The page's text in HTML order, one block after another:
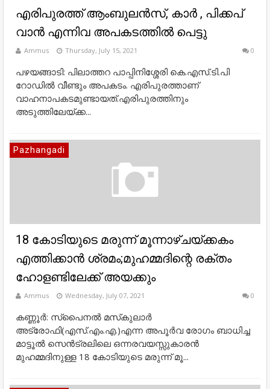
എരിപുരത്ത് ആംബുലൻസ്, കാർ , പിക്കപ്
വാൻ എന്നിവ അപകടത്തിൽ പെട്ടു
Ammus Thursday, July 15, 2021 0
പഴയങ്ങാടി: പിലാത്തറ പാപ്പിനിശ്ശേരി കെ.എസ്.ടി.പി
റോഡിൽ വീണ്ടും അപകടം. എരിപുരത്താണ്
വാഹനാപകടമുണ്ടായത്.എരിപുരത്തിനും
അടുത്തിലേയ്ക്ക...
Pazhangadi
18 കോടിയുടെ മരുന്ന് മൂന്നാഴ്ചയ്ക്കകം
എത്തിക്കാൻ ശ്രമം;മുഹമ്മദിന്റെ രക്തം
ഹോളണ്ടിലേക്ക് അയക്കും
Ammus Wednesday, July 07, 2021 0
കണ്ണൂർ: സ്പൈനൽ മസ്‌കുലാർ
അട്രോഫി(എസ്.എം.എ.)എന്ന അപൂർവ രോഗം ബാധിച്ച
മാട്ടൂൽ സെൻട്രലിലെ ഒന്നരവയസ്സുകാരൻ
മുഹമ്മദിനുള്ള 18 കോടിയുടെ മരുന്ന്‌ മൂ...